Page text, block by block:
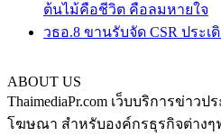
ต้นไม้คือชีวิต คือลมหายใจ
วธอ.8 ขานรับจัด CSR ประเ
ABOUT US
ThaimediaPr.com เว็บบริการข่า
โฆษณา สำหรับองค์กรธุรกิจต่างๆ